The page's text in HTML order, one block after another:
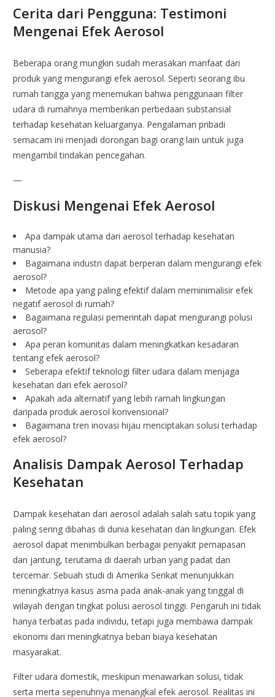
Cerita dari Pengguna: Testimoni
Mengenai Efek Aerosol
Beberapa orang mungkin sudah merasakan manfaat dari
produk yang mengurangi efek aerosol. Seperti seorang ibu
rumah tangga yang menemukan bahwa penggunaan filter
udara di rumahnya memberikan perbedaan substansial
terhadap kesehatan keluarganya. Pengalaman pribadi
semacam ini menjadi dorongan bagi orang lain untuk juga
mengambil tindakan pencegahan.
—
Diskusi Mengenai Efek Aerosol
Apa dampak utama dari aerosol terhadap kesehatan
manusia?
Bagaimana industri dapat berperan dalam mengurangi efek
aerosol?
Metode apa yang paling efektif dalam meminimalisir efek
negatif aerosol di rumah?
Bagaimana regulasi pemerintah dapat mengurangi polusi
aerosol?
Apa peran komunitas dalam meningkatkan kesadaran
tentang efek aerosol?
Seberapa efektif teknologi filter udara dalam menjaga
kesehatan dari efek aerosol?
Apakah ada alternatif yang lebih ramah lingkungan
daripada produk aerosol konvensional?
Bagaimana tren inovasi hijau menciptakan solusi terhadap
efek aerosol?
Analisis Dampak Aerosol Terhadap
Kesehatan
Dampak kesehatan dari aerosol adalah salah satu topik yang
paling sering dibahas di dunia kesehatan dan lingkungan. Efek
aerosol dapat menimbulkan berbagai penyakit pernapasan
dan jantung, terutama di daerah urban yang padat dan
tercemar. Sebuah studi di Amerika Serikat menunjukkan
meningkatnya kasus asma pada anak-anak yang tinggal di
wilayah dengan tingkat polusi aerosol tinggi. Pengaruh ini tidak
hanya terbatas pada individu, tetapi juga membawa dampak
ekonomi dari meningkatnya beban biaya kesehatan
masyarakat.
Filter udara domestik, meskipun menawarkan solusi, tidak
serta merta sepenuhnya menangkal efek aerosol. Realitas ini